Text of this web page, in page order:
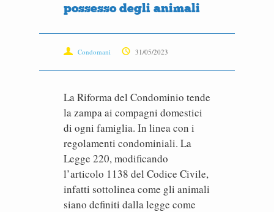
possesso degli animali
Condomani 31/05/2023
La Riforma del Condominio tende
la zampa ai compagni domestici
di ogni famiglia. In linea con i
regolamenti condominiali. La
Legge 220, modificando
l’articolo 1138 del Codice Civile,
infatti sottolinea come gli animali
siano definiti dalla legge come